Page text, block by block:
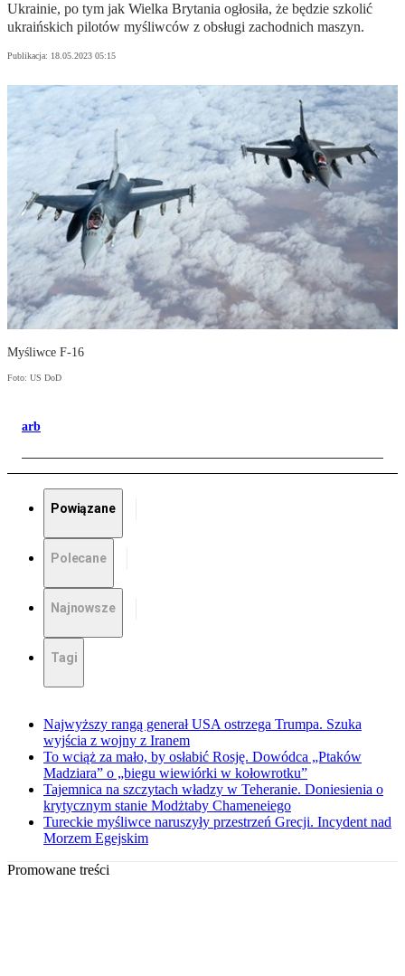
Ukrainie, po tym jak Wielka Brytania ogłosiła, że będzie szkolić
ukraińskich pilotów myśliwców z obsługi zachodnich maszyn.
Publikacja: 18.05.2023 05:15
Myśliwce F-16
Foto: US DoD
arb
Powiązane
Polecane
Najnowsze
Tagi
Najwyższy rangą generał USA ostrzega Trumpa. Szuka
wyjścia z wojny z Iranem
To wciąż za mało, by osłabić Rosję. Dowódca „Ptaków
Madziara” o „biegu wiewiórki w kołowrotku”
Tajemnica na szczytach władzy w Teheranie. Doniesienia o
krytycznym stanie Modżtaby Chameneiego
Tureckie myśliwce naruszyły przestrzeń Grecji. Incydent nad
Morzem Egejskim
Promowane treści